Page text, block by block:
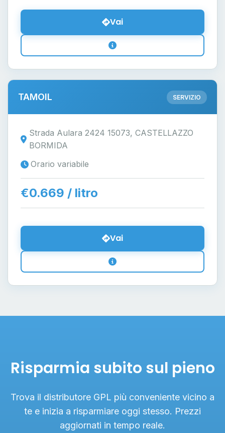
Vai
TAMOIL SERVIZIO
Strada Aulara 2424 15073, CASTELLAZZO
BORMIDA
Orario variabile
€0.669 / litro
Vai
Risparmia subito sul pieno
Trova il distributore GPL più conveniente vicino a
te e inizia a risparmiare oggi stesso. Prezzi
aggiornati in tempo reale.